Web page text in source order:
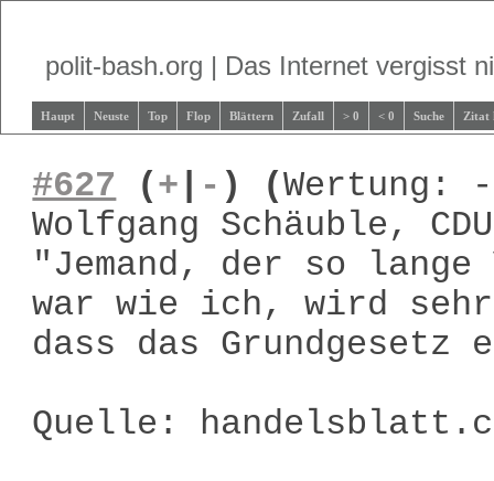
polit-bash.org | Das Internet vergisst
Haupt Neuste Top Flop Blättern Zufall > 0 < 0 Suche Zitat
#627 (+ - ) (Wertung: -
Wolfgang Schäuble, CDU
"Jemand, der so
war wie ich, wird
dass das
Quelle: